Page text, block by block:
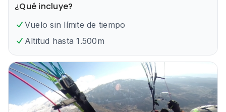
¿Qué incluye?
Vuelo sin límite de tiempo
Altitud hasta 1.500m